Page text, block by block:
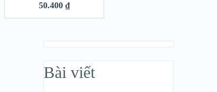
50.400₫
Bài viết